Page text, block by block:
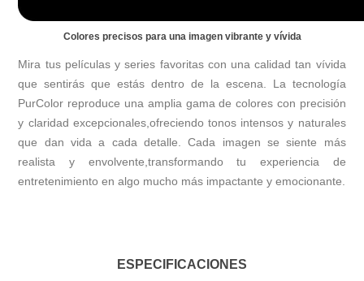
Colores precisos para una imagen vibrante y vívida
Mira tus películas y series favoritas con una calidad tan vívida
que sentirás que estás dentro de la escena. La tecnología
PurColor reproduce una amplia gama de colores con precisión
y claridad excepcionales,ofreciendo tonos intensos y naturales
que dan vida a cada detalle. Cada imagen se siente más
realista y envolvente,transformando tu experiencia de
entretenimiento en algo mucho más impactante y emocionante.
ESPECIFICACIONES